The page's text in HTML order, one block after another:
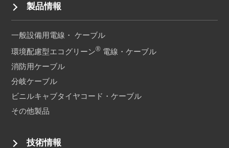
製品情報
一般設備用電線・ ケーブル
環境配慮型エコグリーン® 電線・ケーブル
消防用ケーブル
分岐ケーブル
ビニルキャブタイヤコード・ケーブル
その他製品
技術情報